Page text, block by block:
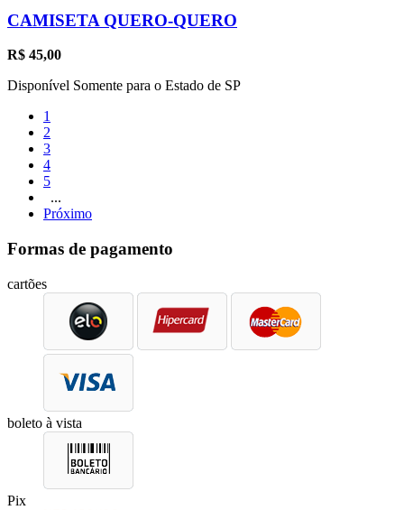
CAMISETA QUERO-QUERO
R$ 45,00
Disponível Somente para o Estado de SP
1
2
3
4
5
...
Próximo
Formas de pagamento
cartões
boleto à vista
Pix